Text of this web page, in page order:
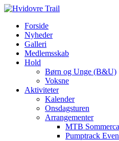
Skip
contentForside
Nyheder
Galleri
Medlemsskab
Hold
Børn og Unge (B&U)
Voksne
Aktiviteter
Kalender
Onsdagsturen
Arrangementer
MTB
Pumptrack